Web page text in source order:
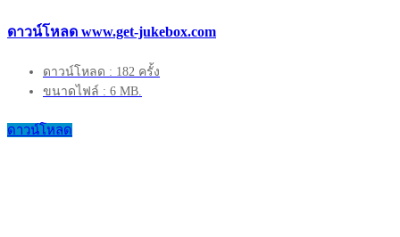
ดาวน์โหลด www.get-jukebox.com
ดาวน์โหลด : 182 ครั้ง
ขนาดไฟล์ : 6 MB.
ดาวน์โหลด